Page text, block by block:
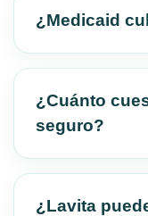
¿Medicaid
¿Cuánto
seguro?
¿Lavita